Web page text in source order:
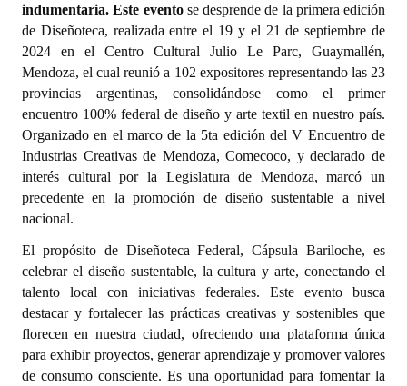
NORMATIVA
Comunicaciones
Declaraciones
Resoluciones
Resoluciones de Presidencia
INSTITUCIONAL
Antiguos Pobladores
Noticias Destacadas
Registros y Distinciones
Datos Históricos
indumentaria. Este eventose desprende de la primera edición
de Diseñoteca, realizada entre el 19 y el 21 de septiembre de
2024 en el Centro Cultural Julio Le Parc, Guaymallén,
Mendoza, el cual reunió a 102 expositores representando las 23
provincias argentinas, consolidándose como el primer
encuentro 100% federal de diseño y arte textil en nuestro país.
Organizado en el marco de la 5ta edición del V Encuentro de
Industrias Creativas de Mendoza, Comecoco, y declarado de
interés cultural por la Legislatura de Mendoza, marcó un
precedente en la promoción de diseño sustentable a nivel
nacional.
El propósito de Diseñoteca Federal, Cápsula Bariloche, es
celebrar el diseño sustentable, la cultura y arte, conectando el
talento local con iniciativas federales. Este evento busca
destacar y fortalecer las prácticas creativas y sostenibles que
florecen en nuestra ciudad, ofreciendo una plataforma única
para exhibir proyectos, generar aprendizaje y promover valores
de consumo consciente.Es una oportunidad para fomentar la